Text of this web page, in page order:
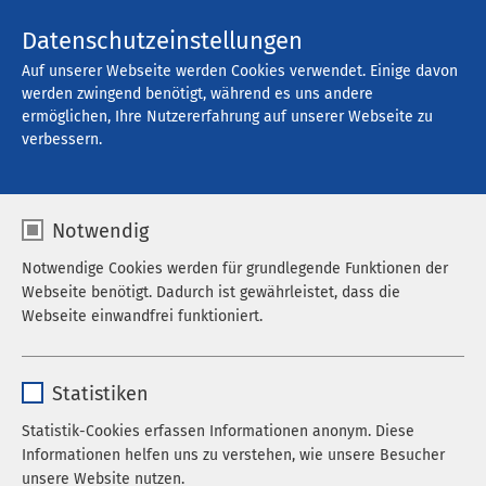
Offene Stellen
Filter
742 Stellenangebote gefunden
Datenschutzeinstellungen
Auf unserer Webseite werden Cookies verwendet. Einige davon
werden zwingend benötigt, während es uns andere
ermöglichen, Ihre Nutzererfahrung auf unserer Webseite zu
verbessern.
Notwendig
Notwendige Cookies werden für grundlegende Funktionen der
Webseite benötigt. Dadurch ist gewährleistet, dass die
Webseite einwandfrei funktioniert.
Laufzeit 278 Tage
Statistiken
Statistik-Cookies erfassen Informationen anonym. Diese
Informationen helfen uns zu verstehen, wie unsere Besucher
unsere Website nutzen.